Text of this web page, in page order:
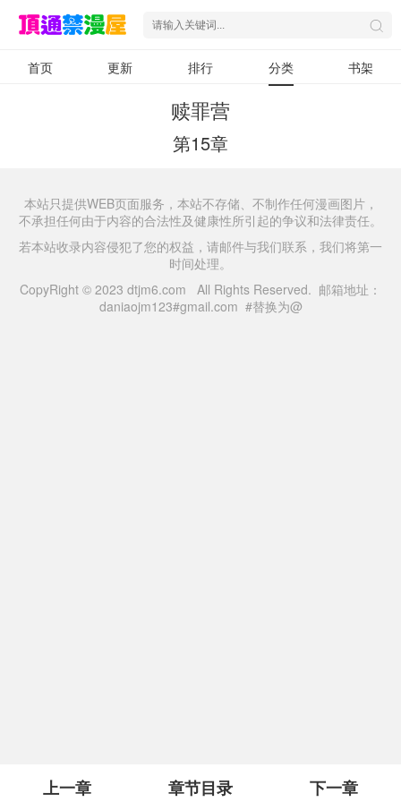
首页 更新 排行 分类 书架
赎罪营
第15章
上一章 章节目录 下一章
本站只提供WEB页面服务，本站不存储、不制作任何漫画图片，
不承担任何由于内容的合法性及健康性所引起的争议和法律责任。
若本站收录内容侵犯了您的权益，请邮件与我们联系，我们将第一
时间处理。
CopyRight © 2023 dtjm6.com All Rights Reserved. 邮箱地址：
daniaojm123#gmail.com #替换为@